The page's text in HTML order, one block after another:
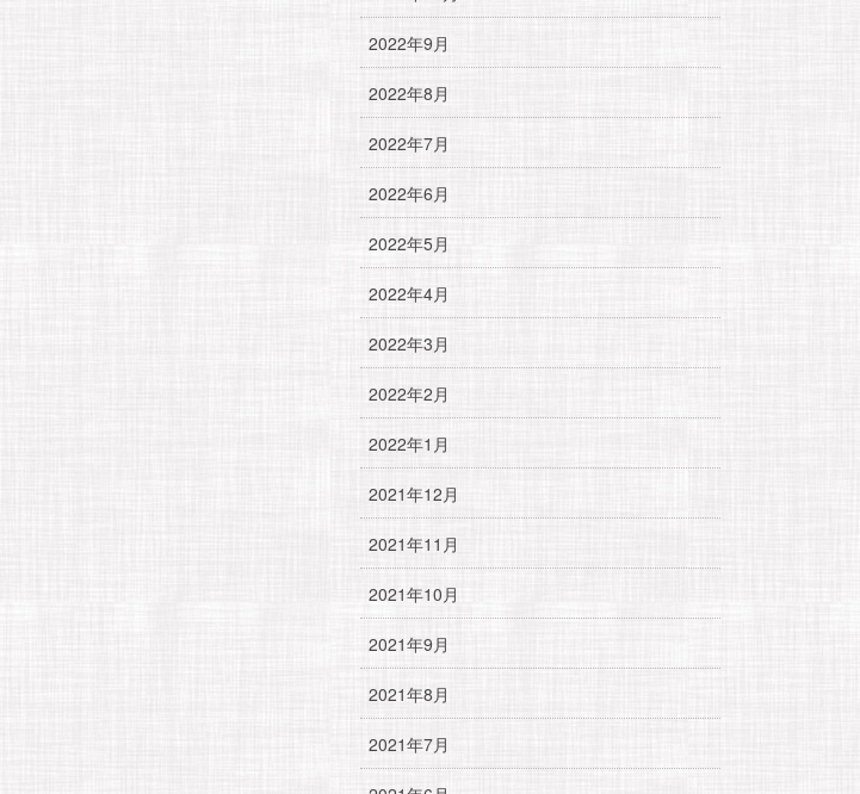
2022年9月
2022年8月
2022年7月
2022年6月
2022年5月
2022年4月
2022年3月
2022年2月
2022年1月
2021年12月
2021年11月
2021年10月
2021年9月
2021年8月
2021年7月